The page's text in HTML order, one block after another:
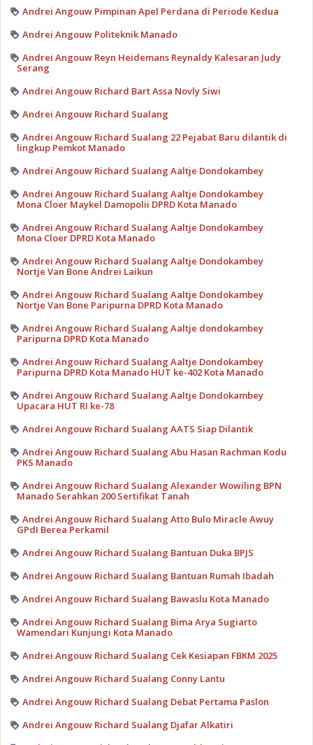
Andrei Angouw Pimpinan Apel Perdana di Periode Kedua
Andrei Angouw Politeknik Manado
Andrei Angouw Reyn Heidemans Reynaldy Kalesaran Judy
Serang
Andrei Angouw Richard Bart Assa Novly Siwi
Andrei Angouw Richard Sualang
Andrei Angouw Richard Sualang 22 Pejabat Baru dilantik di
lingkup Pemkot Manado
Andrei Angouw Richard Sualang Aaltje Dondokambey
Andrei Angouw Richard Sualang Aaltje Dondokambey
Mona Cloer Maykel Damopolii DPRD Kota Manado
Andrei Angouw Richard Sualang Aaltje Dondokambey
Mona Cloer DPRD Kota Manado
Andrei Angouw Richard Sualang Aaltje Dondokambey
Nortje Van Bone Andrei Laikun
Andrei Angouw Richard Sualang Aaltje Dondokambey
Nortje Van Bone Paripurna DPRD Kota Manado
Andrei Angouw Richard Sualang Aaltje dondokambey
Paripurna DPRD Kota Manado
Andrei Angouw Richard Sualang Aaltje Dondokambey
Paripurna DPRD Kota Manado HUT ke-402 Kota Manado
Andrei Angouw Richard Sualang Aaltje Dondokambey
Upacara HUT RI ke-78
Andrei Angouw Richard Sualang AATS Siap Dilantik
Andrei Angouw Richard Sualang Abu Hasan Rachman Kodu
PKS Manado
Andrei Angouw Richard Sualang Alexander Wowiling BPN
Manado Serahkan 200 Sertifikat Tanah
Andrei Angouw Richard Sualang Atto Bulo Miracle Awuy
GPdI Berea Perkamil
Andrei Angouw Richard Sualang Bantuan Duka BPJS
Andrei Angouw Richard Sualang Bantuan Rumah Ibadah
Andrei Angouw Richard Sualang Bawaslu Kota Manado
Andrei Angouw Richard Sualang Bima Arya Sugiarto
Wamendari Kunjungi Kota Manado
Andrei Angouw Richard Sualang Cek Kesiapan FBKM 2025
Andrei Angouw Richard Sualang Conny Lantu
Andrei Angouw Richard Sualang Debat Pertama Paslon
Andrei Angouw Richard Sualang Djafar Alkatiri